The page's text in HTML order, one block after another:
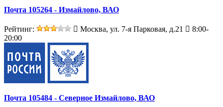
Почта 105264 - Измайлово, ВАО
Рейтинг: Москва, ул. 7-я Парковая, д.21
8:00-
20:00
Почта 105484 - Северное Измайлово, ВАО